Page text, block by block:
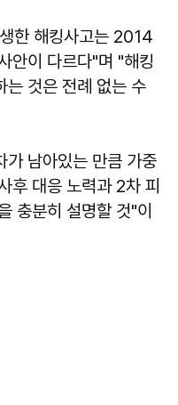
한 해킹사고는 2014
안이 다르다"며 "해킹
는 것은 전례 없는 수
가 남아있는 만큼 가중
후 대응 노력과 2차 피
충분히 설명할 것"이